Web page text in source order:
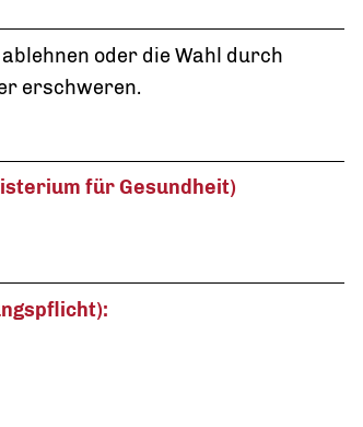
oder die Wahl durch
erschweren.
für Gesundheit)